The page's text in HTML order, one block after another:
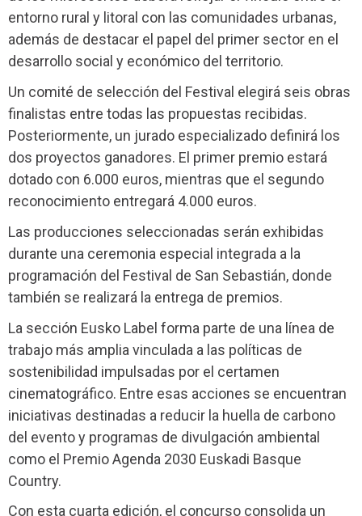
entorno rural y litoral con las comunidades urbanas,
además de destacar el papel del primer sector en el
desarrollo social y económico del territorio.
Un comité de selección del Festival elegirá seis obras
finalistas entre todas las propuestas recibidas.
Posteriormente, un jurado especializado definirá los
dos proyectos ganadores. El primer premio estará
dotado con 6.000 euros, mientras que el segundo
reconocimiento entregará 4.000 euros.
Las producciones seleccionadas serán exhibidas
durante una ceremonia especial integrada a la
programación del Festival de San Sebastián, donde
también se realizará la entrega de premios.
La sección Eusko Label forma parte de una línea de
trabajo más amplia vinculada a las políticas de
sostenibilidad impulsadas por el certamen
cinematográfico. Entre esas acciones se encuentran
iniciativas destinadas a reducir la huella de carbono
del evento y programas de divulgación ambiental
como el Premio Agenda 2030 Euskadi Basque
Country.
Con esta cuarta edición, el concurso consolida un